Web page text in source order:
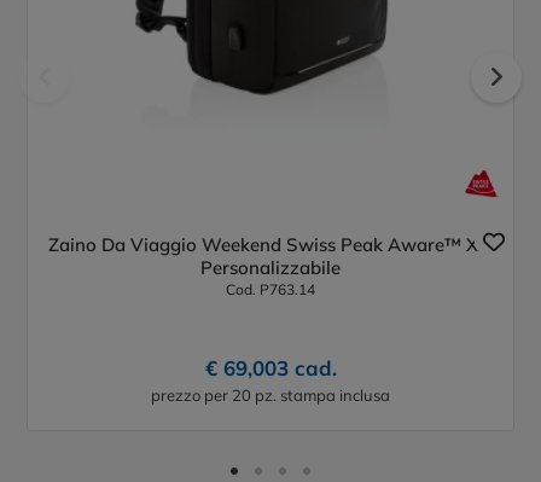
Zaino Da Viaggio Weekend Swiss Peak Aware™ Xxl
Personalizzabile
Cod. P763.14
€ 69,003 cad.
prezzo per 20 pz. stampa inclusa